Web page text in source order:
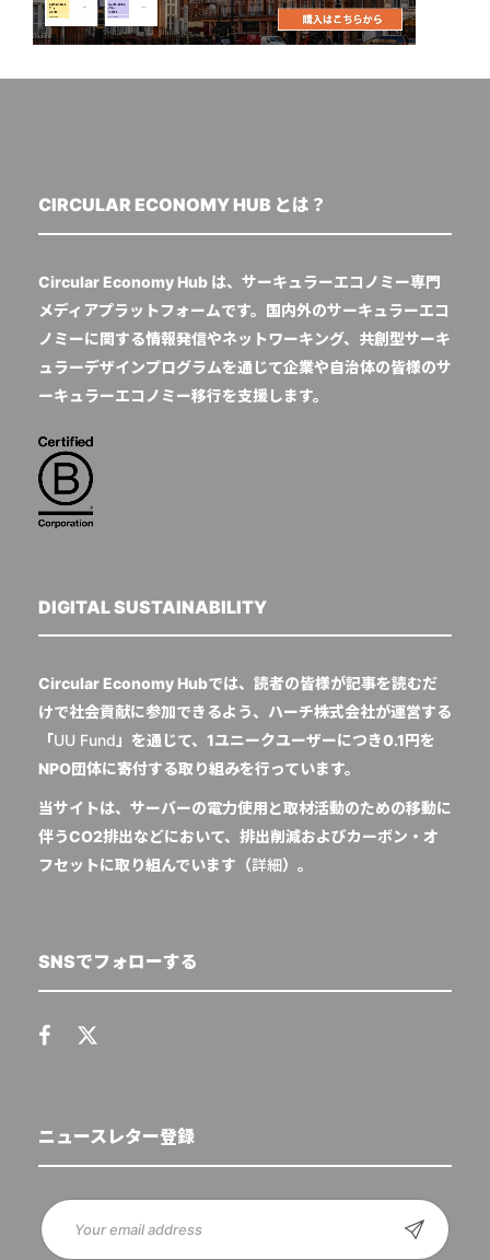
CIRCULAR ECONOMY HUB とは？
Circular Economy Hub は、サーキュラーエコノミー専門
メディアプラットフォームです。国内外のサーキュラーエコ
ノミーに関する情報発信やネットワーキング、共創型サーキ
ュラーデザインプログラムを通じて企業や自治体の皆様のサ
ーキュラーエコノミー移行を支援します。
DIGITAL SUSTAINABILITY
Circular Economy Hubでは、読者の皆様が記事を読むだ
けで社会貢献に参加できるよう、ハーチ株式会社が運営する
「UU Fund 」を通じて、1ユニークユーザーにつき0.1円を
NPO団体に寄付する取り組みを行っています。
当サイトは、サーバーの電力使用と取材活動のための移動に
伴うCO2排出などにおいて、排出削減およびカーボン・オ
フセットに取り組んでいます（詳細）。
SNSでフォローする
ニュースレター登録